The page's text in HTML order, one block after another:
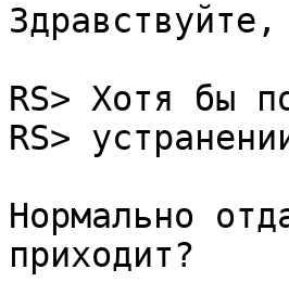
RS> Хотя бы
RS>
Нормально
приходит?